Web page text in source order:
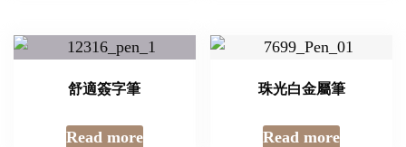
舒適簽字筆
Read more
珠光白金屬筆
Read more